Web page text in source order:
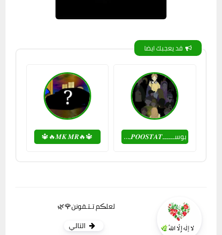
قد يعجبك ايضا
بوســــــ𝑷𝑶𝑶𝑺𝑻𝑨𝑻ـــــــتات 🌍♥ 🔱🔥𝑴𝑲 𝑴𝑹🔥🔱
لعلڪم تـتـقونن🌹🌿
التالي